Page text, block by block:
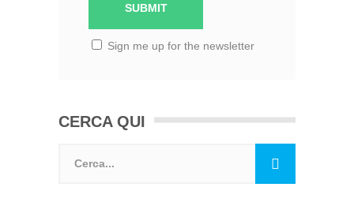
Sign me up for the newsletter
CERCA QUI